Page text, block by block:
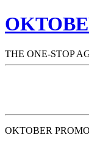
THE ONE-STOP
OKTOBER